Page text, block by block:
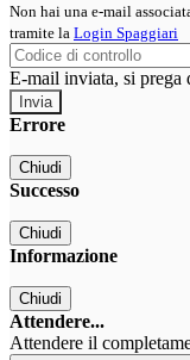
Non hai una e-mail
tramite la Login Spaggiari
E-mail inviata, si prega
Errore
Chiudi
Successo
Chiudi
Informazione
Chiudi
Attendere...
Attendere il